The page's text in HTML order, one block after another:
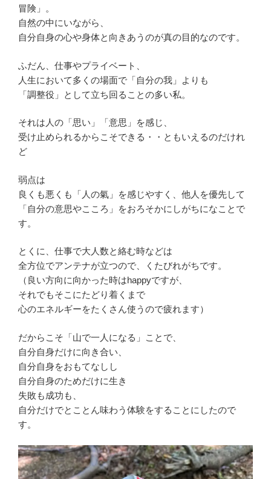
冒険」。
自然の中にいながら、
自分自身の心や身体と向きあうのが真の目的なのです。
ふだん、仕事やプライベート、
人生において多くの場面で「自分の我」よりも
「調整役」として立ち回ることの多い私。
それは人の「思い」「意思」を感じ、
受け止められるからこそできる・・ともいえるのだけれ
ど
弱点は
良くも悪くも「人の氣」を感じやすく、他人を優先して
「自分の意思やこころ」をおろそかにしがちになことで
す。
とくに、仕事で大人数と絡む時などは
全方位でアンテナが立つので、くたびれがちです。
（良い方向に向かった時はhappyですが、
それでもそこにたどり着くまで
心のエネルギーをたくさん使うので疲れます）
だからこそ「山で一人になる」ことで、
自分自身だけに向き合い、
自分自身をおもてなしし
自分自身のためだけに生き
失敗も成功も、
自分だけでとことん味わう体験をすることにしたので
す。